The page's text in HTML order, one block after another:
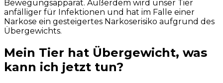
Bewegungsapparat. Außerdem wird unser Tier
anfälliger für Infektionen und hat im Falle einer
Narkose ein gesteigertes Narkoserisiko aufgrund des
Übergewichts.
Mein Tier hat Übergewicht, was
kann ich jetzt tun?